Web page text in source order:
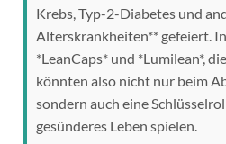
Krebs, Typ-2-Diabetes und
Alterskrankheiten** gefeiert.
*LeanCaps* und *Lumilean*,
könnten also nicht nur beim
sondern auch eine
gesünderes Leben spielen.